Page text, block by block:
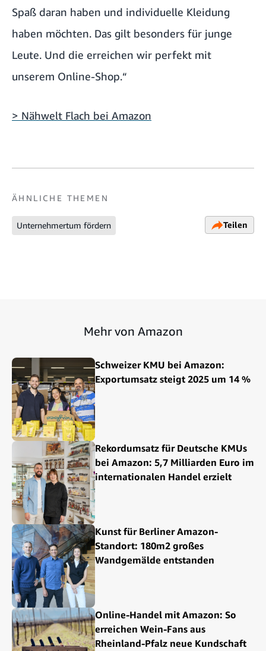
Spaß daran haben und individuelle Kleidung
haben möchten. Das gilt besonders für junge
Leute. Und die erreichen wir perfekt mit
unserem Online-Shop.“
> Nähwelt Flach bei Amazon
ÄHNLICHE THEMEN
Unternehmertum fördern Teilen
Mehr von Amazon
Schweizer KMU bei Amazon:
Exportumsatz steigt 2025 um 14 %
Rekordumsatz für Deutsche KMUs
bei Amazon: 5,7 Milliarden Euro im
internationalen Handel erzielt
Kunst für Berliner Amazon-
Standort: 180m2 großes
Wandgemälde entstanden
Online-Handel mit Amazon: So
erreichen Wein-Fans aus
Rheinland-Pfalz neue Kundschaft